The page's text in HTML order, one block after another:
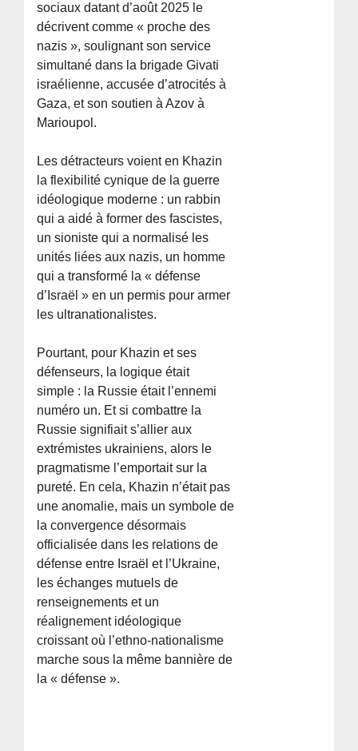
sociaux datant d’août 2025 le
décrivent comme « proche des
nazis », soulignant son service
simultané dans la brigade Givati
israélienne, accusée d’atrocités à
Gaza, et son soutien à Azov à
Marioupol.
Les détracteurs voient en Khazin
la flexibilité cynique de la guerre
idéologique moderne : un rabbin
qui a aidé à former des fascistes,
un sioniste qui a normalisé les
unités liées aux nazis, un homme
qui a transformé la « défense
d’Israël » en un permis pour armer
les ultranationalistes.
Pourtant, pour Khazin et ses
défenseurs, la logique était
simple : la Russie était l’ennemi
numéro un. Et si combattre la
Russie signifiait s’allier aux
extrémistes ukrainiens, alors le
pragmatisme l’emportait sur la
pureté. En cela, Khazin n’était pas
une anomalie, mais un symbole de
la convergence désormais
officialisée dans les relations de
défense entre Israël et l’Ukraine,
les échanges mutuels de
renseignements et un
réalignement idéologique
croissant où l’ethno-nationalisme
marche sous la même bannière de
la « défense ».